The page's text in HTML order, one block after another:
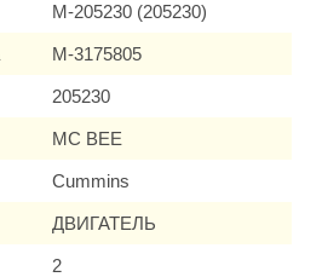
M-205230 (205230)
M-3175805
205230
MC BEE
Cummins
ДВИГАТЕЛЬ
2